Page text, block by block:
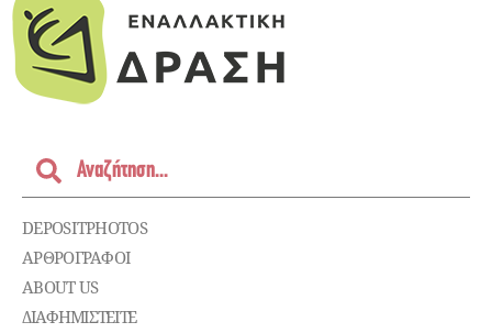
DEPOSITPHOTOS
ΑΡΘΡΟΓΡΑΦΟΙ
ABOUT US
ΔΙΑΦΗΜΙΣΤΕΊΤΕ